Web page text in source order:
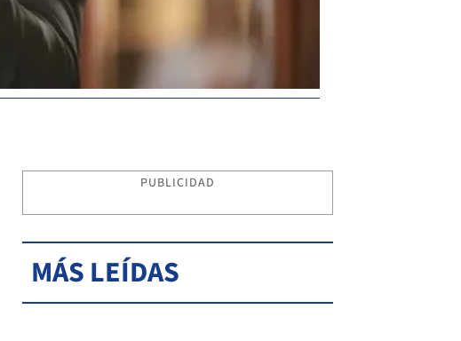
PUBLICIDAD
MÁS LEÍDAS